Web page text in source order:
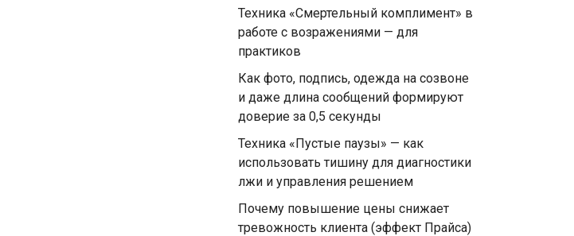
Техника «Смертельный комплимент» в
работе с возражениями — для
практиков
Как фото, подпись, одежда на созвоне
и даже длина сообщений формируют
доверие за 0,5 секунды
Техника «Пустые паузы» — как
использовать тишину для диагностики
лжи и управления решением
Почему повышение цены снижает
тревожность клиента (эффект Прайса)